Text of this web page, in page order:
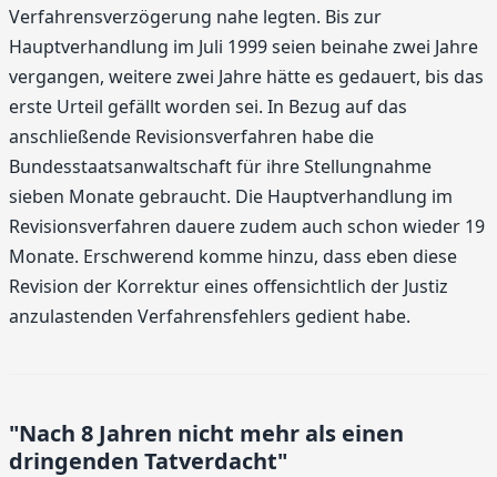
Verfahrensverzögerung nahe legten. Bis zur
Hauptverhandlung im Juli 1999 seien beinahe zwei Jahre
vergangen, weitere zwei Jahre hätte es gedauert, bis das
erste Urteil gefällt worden sei. In Bezug auf das
anschließende Revisionsverfahren habe die
Bundesstaatsanwaltschaft für ihre Stellungnahme
sieben Monate gebraucht. Die Hauptverhandlung im
Revisionsverfahren dauere zudem auch schon wieder 19
Monate. Erschwerend komme hinzu, dass eben diese
Revision der Korrektur eines offensichtlich der Justiz
anzulastenden Verfahrensfehlers gedient habe.
"Nach 8 Jahren nicht mehr als einen
dringenden Tatverdacht"